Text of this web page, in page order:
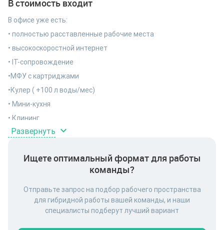
В стоимость входит
В офисе уже есть:
• полностью расставленные рабочие места
• высокоскоростной интернет
• ІТ-сопровождение
•МФУ с картриджами
•Кулер ( +100 л воды/мес)
• Мини-кухня
• Клининг
• техническое обслуживание
• онлайн-договор за 5 минут
• фитнес-зал (только для резидентов)
• Умный офис с `Алисой`
• Юр.адрес
• Одно машино-место
Развернуть
Ищете оптимальный формат для работы
команды?
Отправьте запрос на подбор рабочего пространства
для гибридной работы вашей команды, и наши
специалисты подберут лучший вариант